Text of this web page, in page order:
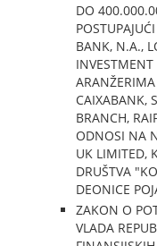
DO
BANK, N.A.,
CAIXABANK,
BRANCH,
ODNOSI NA
UK LIMITED,
DRUŠTVA
DEONICE
ZAKON O
VLADA